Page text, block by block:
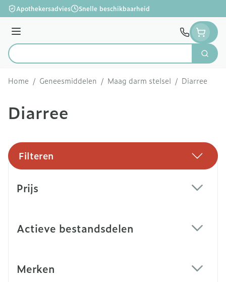
Ga naar de inhoud
Apothekersadvies Snelle beschikbaarheid
Menu
Product, merk, categorie...
Zoek
Home / Geneesmiddelen / Maag darm stelsel / Diarree
Diarree
Filteren
Prijs
Actieve bestandsdelen
Merken